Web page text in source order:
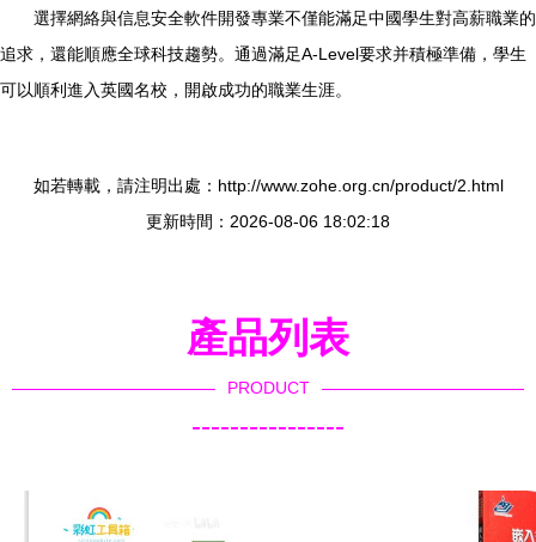
選擇網絡與信息安全軟件開發專業不僅能滿足中國學生對高薪職業的
追求，還能順應全球科技趨勢。通過滿足A-Level要求并積極準備，學生
可以順利進入英國名校，開啟成功的職業生涯。
如若轉載，請注明出處：http://www.zohe.org.cn/product/2.html
更新時間：2026-08-06 18:02:18
產品列表
PRODUCT
----------------